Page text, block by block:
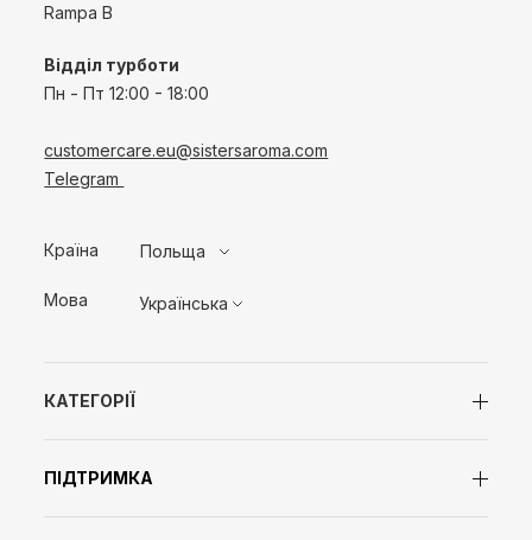
Rampa B
Відділ турботи
Пн - Пт12:00 - 18:00
customercare.eu@sistersaroma.com
Telegram
КАТЕГОРІЇ
ПІДТРИМКА
Країна Польща
Мова Українська